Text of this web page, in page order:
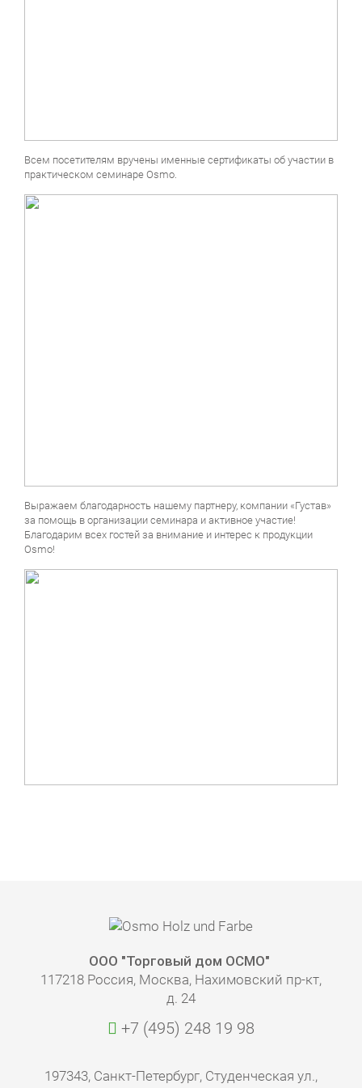
Всем посетителям вручены именные сертификаты об участии в
практическом семинаре Osmo.
Выражаем благодарность нашему партнеру, компании «Густав»
за помощь в организации семинара и активное участие!
Благодарим всех гостей за внимание и интерес к продукции
Osmo!
ООО "Торговый дом ОСМО"
117218 Россия, Москва, Нахимовский пр-кт,
д. 24
+7 (495) 248 19 98
197343, Санкт-Петербург, Студенческая ул.,